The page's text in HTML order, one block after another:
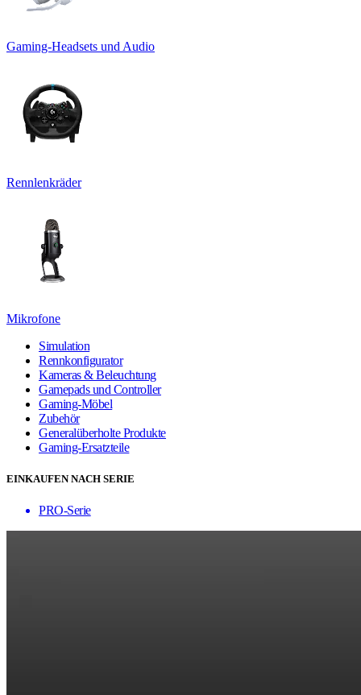
Gaming-Headsets und Audio
Rennlenkräder
Mikrofone
Simulation
Rennkonfigurator
Kameras & Beleuchtung
Gamepads und Controller
Gaming-Möbel
Zubehör
Generalüberholte Produkte
Gaming-Ersatzteile
EINKAUFEN NACH SERIE
PRO-Serie